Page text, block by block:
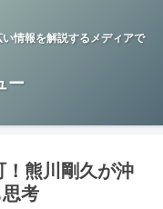
情報を解説するメディアで
ー
熊川剛久が沖
考